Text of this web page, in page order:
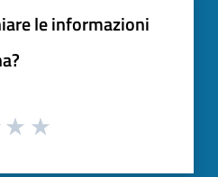
le informazioni